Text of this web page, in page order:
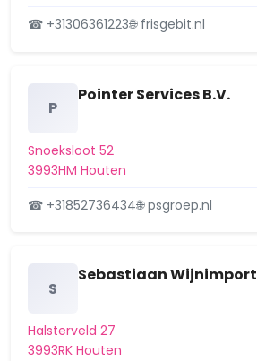
☎ +31306361223🌐 frisgebit.nl
P
Pointer Services B.V.
Snoeksloot 52
3993HM Houten
☎ +31852736434🌐 psgroep.nl
S
Sebastiaan Wijnimport
Halsterveld 27
3993RK Houten